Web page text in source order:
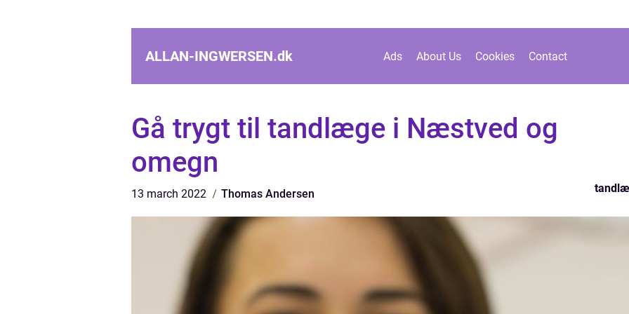
ALLAN-INGWERSEN.dk Ads About Us Cookies Contact
Gå trygt til tandlæge i Næstved og
omegn
13 march 2022 Thomas Andersen